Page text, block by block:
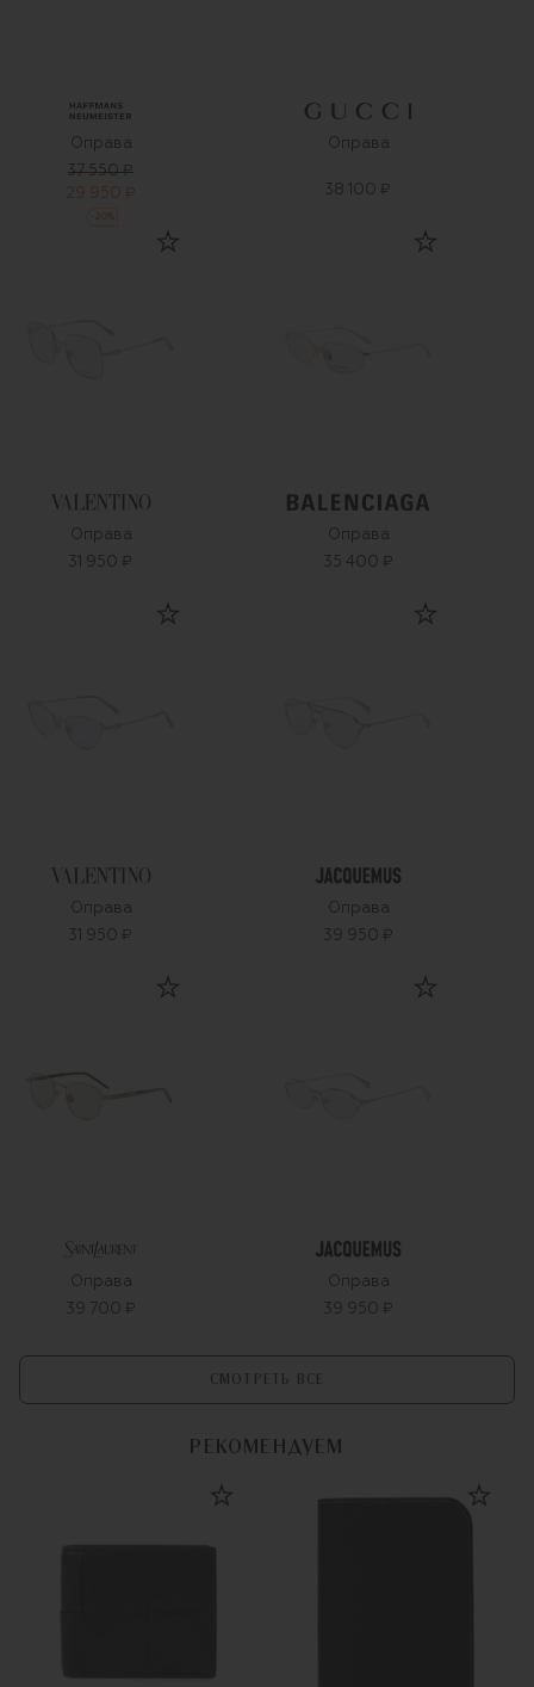
Оправа
37 550 ₽
29 950 ₽
20 %
Оправа
38 100 ₽
Оправа
31 950 ₽
Оправа
35 400 ₽
Оправа
31 950 ₽
Оправа
39 950 ₽
Оправа
39 700 ₽
Оправа
39 950 ₽
СМОТРЕТЬ ВСЕ
РЕКОМЕНДУЕМ